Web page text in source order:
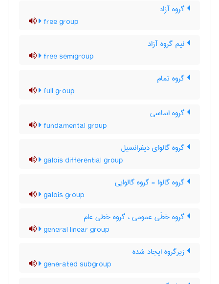
گروه آزاد
free group
نیم گروه آزاد
free semigroup
گروه تمام
full group
گروه اساسی
fundamental group
گروه گالوای دیفرانسیل
galois differential group
گروه گالوا - گروه گالوایی
galois group
گروه خطّی عمومی ، گروه خطی عام
general linear group
زیرگروه ایجاد شده
generated subgroup